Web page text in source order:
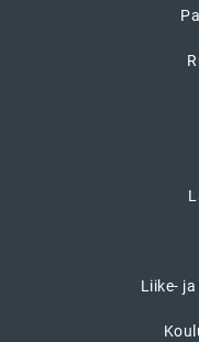
Liike-